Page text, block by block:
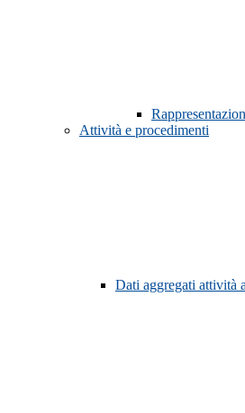
Attività e procedimenti
Dati aggregati attività